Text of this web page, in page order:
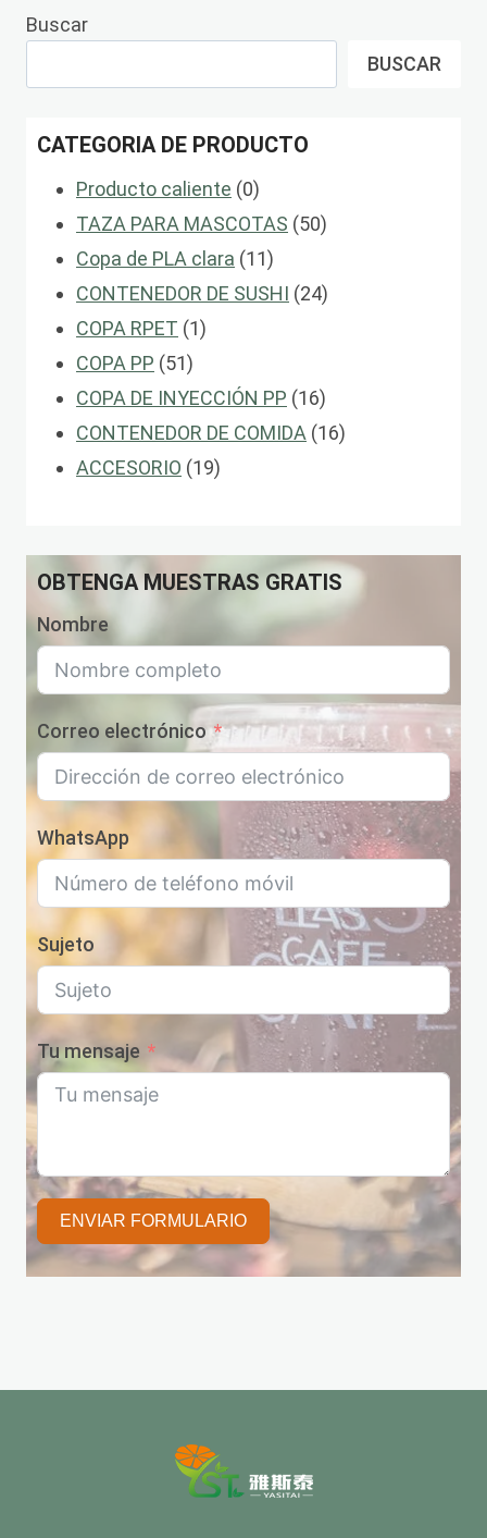
Buscar
BUSCAR
CATEGORIA DE PRODUCTO
Producto caliente 00
productos
TAZA PARA MASCOTAS 5050
Copa de PLA clara 1111
productos
CONTENEDOR DE SUSHI 2424
COPA RPET 11
COPA PP 5151
productos
COPA DE INYECCIÓN PP 1616
productos
CONTENEDOR DE COMIDA 1616
ACCESORIO 1919
OBTENGA MUESTRAS GRATIS
Nombre
Correo electrónico
WhatsApp
Sujeto
Tu mensaje
ENVIAR FORMULARIO